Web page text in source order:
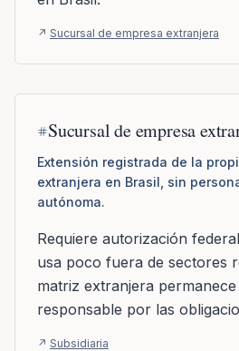
↗ Sucursal de empresa extranjera
Sucursal de empresa
Extensión registrada de la
extranjera en Brasil, sin
autónoma.
Requiere autorización
usa poco fuera de sectores
matriz extranjera
responsable por las
↗ Subsidiaria